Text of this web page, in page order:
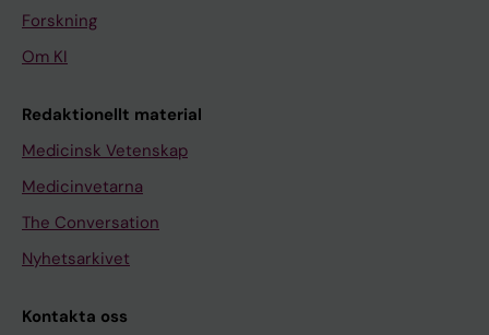
Forskning
Om KI
Redaktionellt material
Medicinsk Vetenskap
Medicinvetarna
The Conversation
Nyhetsarkivet
Kontakta oss